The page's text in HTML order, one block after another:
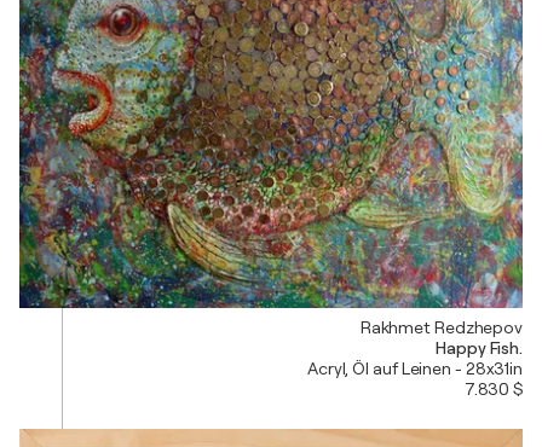
Rakhmet Redzhepov
Happy Fish.
Acryl, Öl auf Leinen - 28x31in
7.830 $